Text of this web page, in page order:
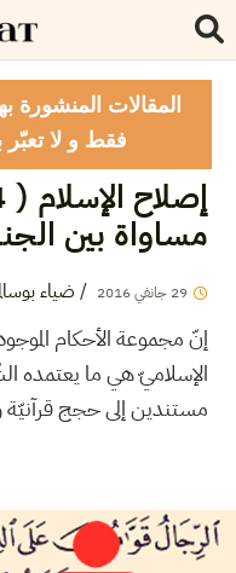
المقالات المنشورة
فقط و لا
مساواة بين
29 جانفي2016
/ ضياء
إنّ مجموعة الأحكام
الإسلاميّ هي ما يعتمده
مستندين إلى حجج قرآنيّة